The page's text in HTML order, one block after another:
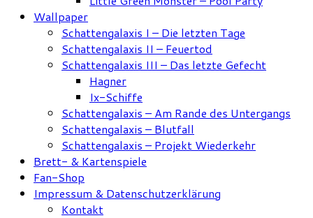
Wallpaper
Schattengalaxis I – Die letzten Tage
Schattengalaxis II – Feuertod
Schattengalaxis III – Das letzte Gefecht
Hagner
Ix-Schiffe
Schattengalaxis – Am Rande des Untergangs
Schattengalaxis – Blutfall
Schattengalaxis – Projekt Wiederkehr
Brett- & Kartenspiele
Fan-Shop
Impressum & Datenschutzerklärung
Kontakt